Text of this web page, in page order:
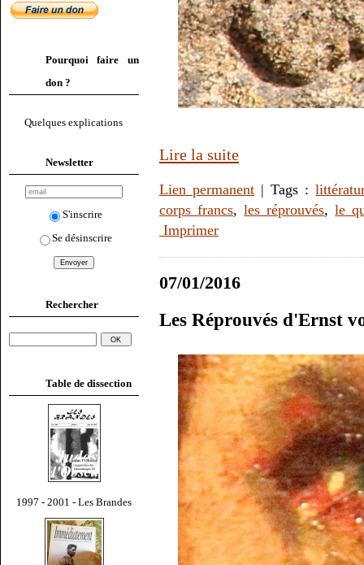
Pourquoi faire un
don ?
Quelques explications
Newsletter
S'inscrire
Se désinscrire
Rechercher
Table de dissection
1997 - 2001 - Les Brandes
Lire la suite
Lien permanent | Tags :
corps francs,les réprouvés,le
Imprimer
07/01/2016
Les Réprouvés d'Ernst